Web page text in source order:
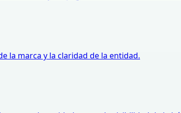
la marca y la claridad de la entidad.